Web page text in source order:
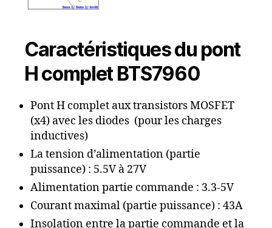
Caractéristiques du pont
H complet BTS7960
Pont H complet aux transistors MOSFET
(x4) avec les diodes (pour les charges
inductives)
La tension d’alimentation (partie
puissance) : 5.5V à 27V
Alimentation partie commande : 3.3-5V
Courant maximal (partie puissance) : 43A
Insolation entre la partie commande et la